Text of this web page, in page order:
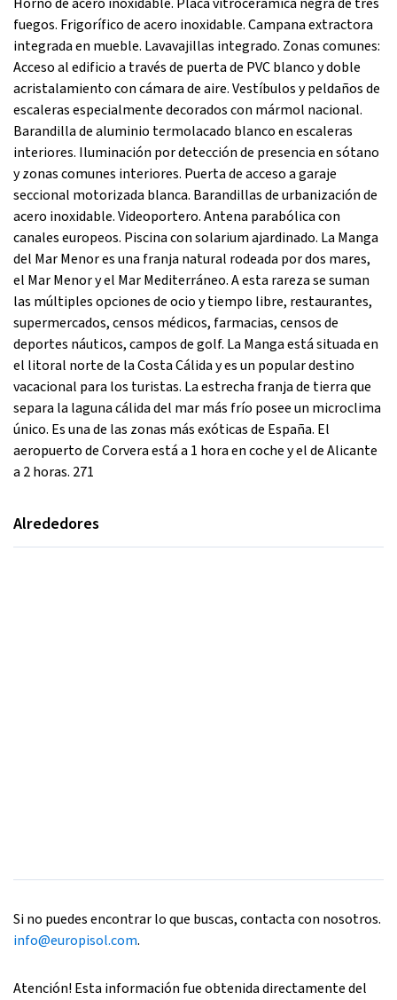
fuegos. Frigorífico de acero inoxidable. Campana extractora
integrada en mueble. Lavavajillas integrado. Zonas comunes:
Acceso al edificio a través de puerta de PVC blanco y doble
acristalamiento con cámara de aire. Vestíbulos y peldaños de
escaleras especialmente decorados con mármol nacional.
Barandilla de aluminio termolacado blanco en escaleras
interiores. Iluminación por detección de presencia en sótano
y zonas comunes interiores. Puerta de acceso a garaje
seccional motorizada blanca. Barandillas de urbanización de
acero inoxidable. Videoportero. Antena parabólica con
canales europeos. Piscina con solarium ajardinado. La Manga
del Mar Menor es una franja natural rodeada por dos mares,
el Mar Menor y el Mar Mediterráneo. A esta rareza se suman
las múltiples opciones de ocio y tiempo libre, restaurantes,
supermercados, censos médicos, farmacias, censos de
deportes náuticos, campos de golf. La Manga está situada en
el litoral norte de la Costa Cálida y es un popular destino
vacacional para los turistas. La estrecha franja de tierra que
separa la laguna cálida del mar más frío posee un microclima
único. Es una de las zonas más exóticas de España. El
aeropuerto de Corvera está a 1 hora en coche y el de Alicante
a 2 horas. 271
Alrededores
Si no puedes encontrar lo que buscas, contacta con nosotros.
info@europisol.com.
Atención! Esta información fue obtenida directamente del